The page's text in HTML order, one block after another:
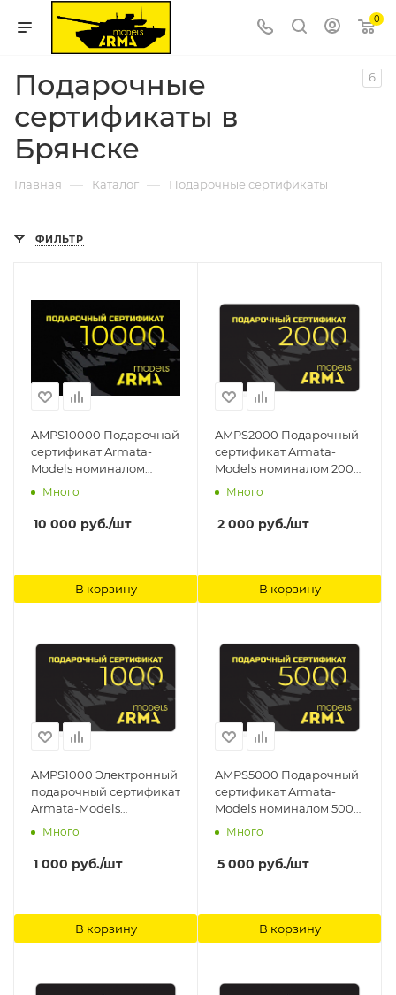
0
Подарочные
сертификаты в
Брянске
6
Главная — Каталог — Подарочные сертификаты
ФИЛЬТР
AMPS10000 Подарочнай
сертификат Armata-
Models номиналом
10000 рублей Arma
Много
10 000 руб./шт
В корзину
AMPS2000 Подарочный
сертификат Armata-
Models номиналом 2000
рублей Arma Models
Много
2 000 руб./шт
В корзину
AMPS1000 Электронный
подарочный сертификат
Armata-Models
номиналом 1000 рублей
Много
1 000 руб./шт
В корзину
AMPS5000 Подарочный
сертификат Armata-
Models номиналом 5000
рублей Arma Models
Много
5 000 руб./шт
В корзину